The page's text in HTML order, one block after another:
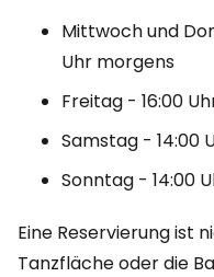
Mittwoch und
Uhr morgens
Freitag - 16:00
Samstag - 14:00
Sonntag - 14:00
Eine Reservierung ist
Tanzfläche oder die